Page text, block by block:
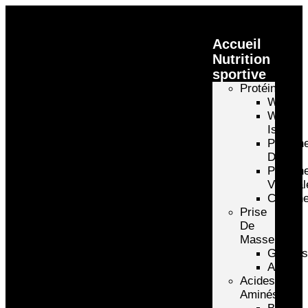
Accueil
Nutrition
sportive
Protéines
Whey
Whey
Isolate
D’oeuf
Prise
De
Masse
Gainers
Autre
Acides
Aminés